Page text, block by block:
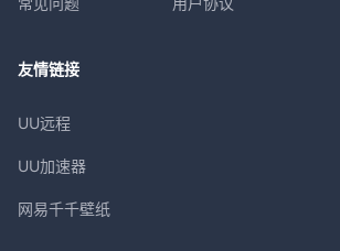
友情链接
UU远程
UU加速器
网易千千壁纸